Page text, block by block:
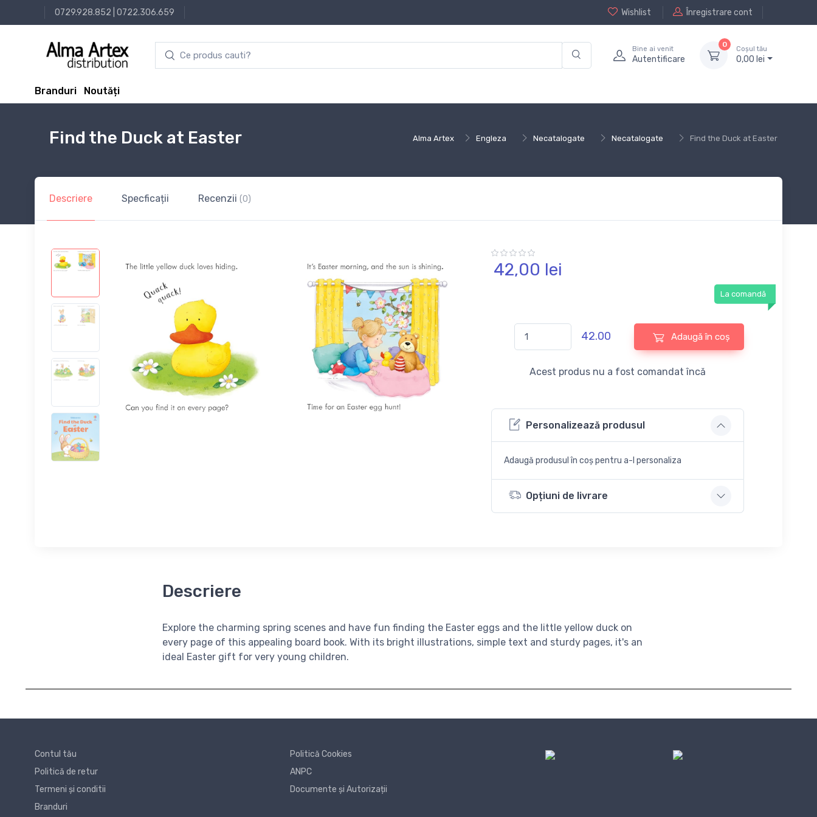
0729.928.852 0722.306.659 Wishlist Înregistrare cont
Bine ai venit
Autentificare
0
Coșul tău
0,00 lei
Branduri Noutăți
Alma Artex Engleza Necatalogate Necatalogate Find the Duck at Easter
Find the Duck at Easter
Descriere Specficații Recenzii (0)
42,00 lei
La comandă
42.00 Adaugă în coș
Acest produs nu a fost comandat încă
Personalizează produsul
Adaugă produsul în coș pentru a-l personaliza
Opțiuni de livrare
Descriere
Explore the charming spring scenes and have fun finding the Easter eggs and the little yellow duck on
every page of this appealing board book. With its bright illustrations, simple text and sturdy pages, it's an
ideal Easter gift for very young children.
Contul tău
Politică de retur
Termeni și conditii
Branduri
Politică Cookies
ANPC
Documente și Autorizații